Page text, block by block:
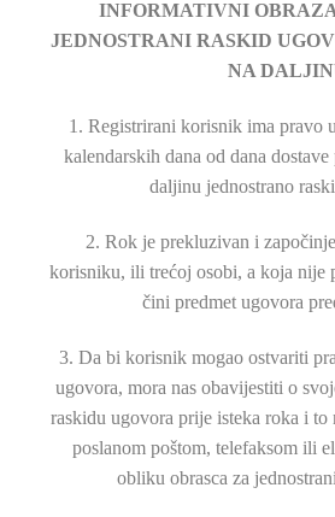
INFORMATIVNI
JEDNOSTRANI RASKID
NA
1. Registrirani korisnik ima pravo
kalendarskih dana od dana
daljinu jednostrano
2. Rok je prekluzivan i
korisniku, ili trećoj osobi, a koja
čini predmet ugovora
3. Da bi korisnik mogao ostvariti
ugovora, mora nas obavijestiti o
raskidu ugovora prije isteka roka i
poslanom poštom, telefaksom ili
obliku obrasca za